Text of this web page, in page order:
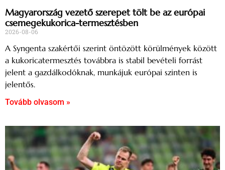
Magyarország vezető szerepet tölt be az európai
csemegekukorica-termesztésben
2026-08-06
A Syngenta szakértői szerint öntözött körülmények között
a kukoricatermesztés továbbra is stabil bevételi forrást
jelent a gazdálkodóknak, munkájuk európai szinten is
jelentős.
Tovább olvasom »